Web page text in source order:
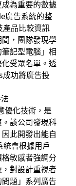
為重要的數據
廣告系統的整
品比較資訊
，團隊發現學
記型電腦」相
受眾名單。透
功將廣告投
優化技術，是
該公司發現科
此開發出能自
會根據用戶
敏感者強調分
對設計重視者
題」系列廣告